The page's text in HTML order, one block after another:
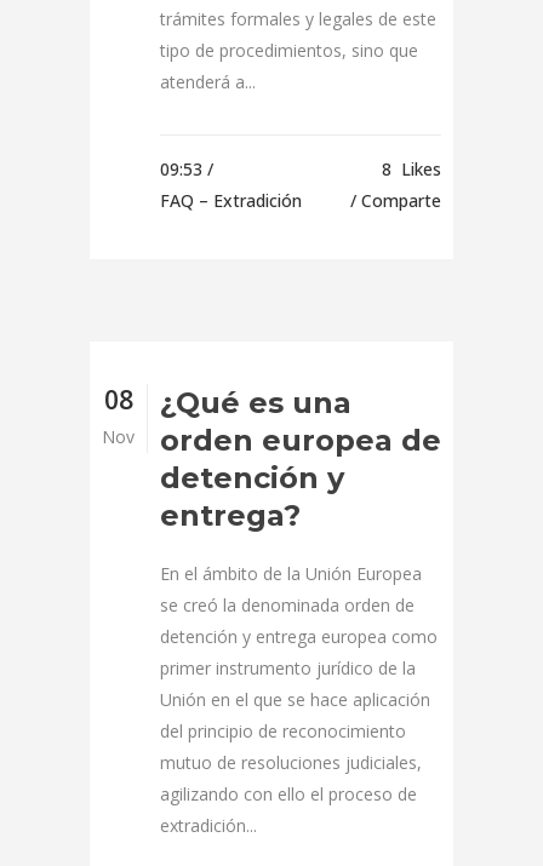
trámites formales y legales de este
tipo de procedimientos, sino que
atenderá a...
09:53 /
FAQ – Extradición
8 Likes
Comparte
08
Nov
¿Qué es una
orden europea de
detención y
entrega?
En el ámbito de la Unión Europea
se creó la denominada orden de
detención y entrega europea como
primer instrumento jurídico de la
Unión en el que se hace aplicación
del principio de reconocimiento
mutuo de resoluciones judiciales,
agilizando con ello el proceso de
extradición...